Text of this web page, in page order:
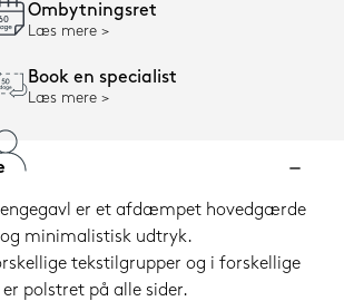
Ombytningsret
Læs mere
Book en specialist
Læs mere
er et afdæmpet hovedgærde
minimalistisk udtryk.
tekstilgrupper og i forskellige
polstret på alle sider.